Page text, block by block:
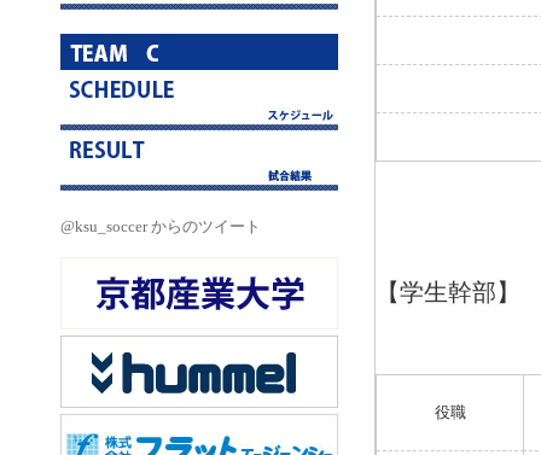
@ksu_soccer からのツイート
【学生幹部】
役職